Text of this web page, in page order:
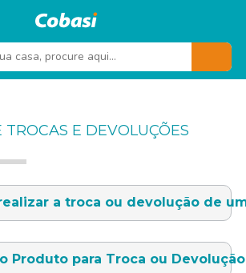
TROCAS E DEVOLUÇÕES
a troca ou devolução de
Produto para Troca ou Devolução